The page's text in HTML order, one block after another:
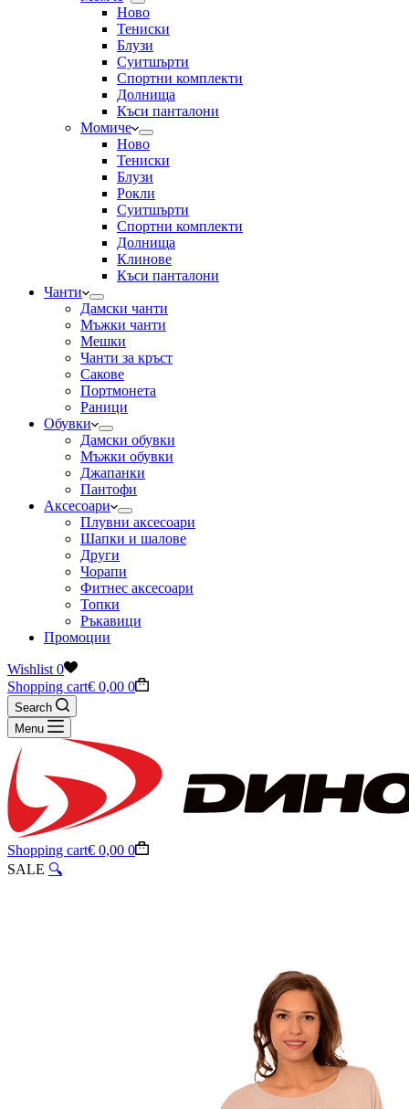
Ново
Тениски
Блузи
Суитшърти
Спортни комплекти
Долнища
Къси панталони
Момиче
Ново
Тениски
Блузи
Рокли
Суитшърти
Спортни комплекти
Долнища
Клинове
Къси панталони
Чанти
Дамски чанти
Мъжки чанти
Мешки
Чанти за кръст
Сакове
Портмонета
Раници
Обувки
Дамски обувки
Мъжки обувки
Джапанки
Пантофи
Аксесоари
Плувни аксесоари
Шапки и шалове
Други
Чорапи
Фитнес аксесоари
Топки
Ръкавици
Промоции
Wishlist 0
Shopping cart€ 0,00 0
Search
Menu
Shopping cart€ 0,00 0
SALE 🔍